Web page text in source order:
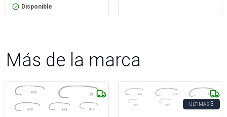
Disponible
Más de la marca
ÚLTIMAS3